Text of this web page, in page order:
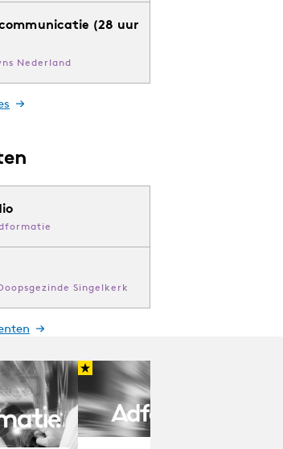
(28 uur
Nederland
Singelkerk